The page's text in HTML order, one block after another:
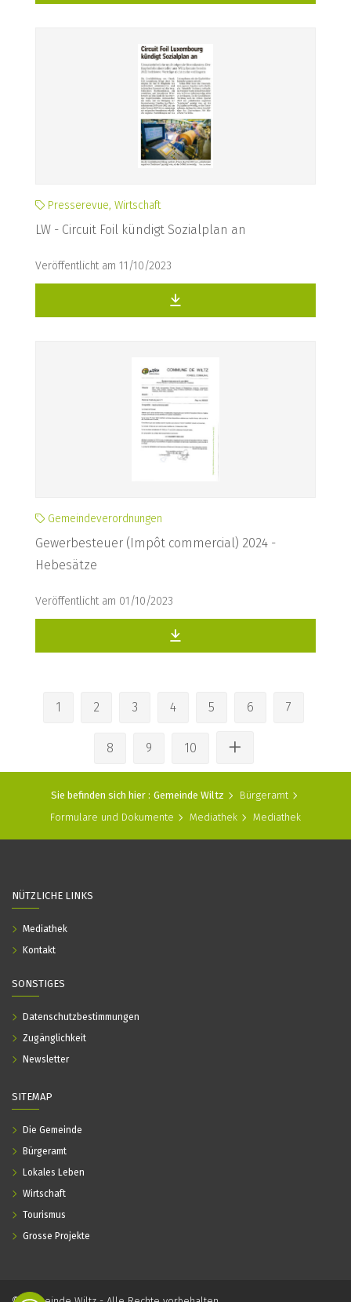
Presserevue, Wirtschaft
LW - Circuit Foil kündigt Sozialplan an
Veröffentlicht am 11/10/2023
Gemeindeverordnungen
Gewerbesteuer (Impôt commercial) 2024 -
Hebesätze
Veröffentlicht am 01/10/2023
1 2 3 4 5 6 7
8 9 10
Sie befinden sich hier : Gemeinde Wiltz
Bürgeramt
Formulare und Dokumente
Mediathek Mediathek
SITEMAP
Die Gemeinde
Bürgeramt
Lokales Leben
Wirtschaft
Tourismus
Grosse Projekte
NÜTZLICHE LINKS
Mediathek
Kontakt
SONSTIGES
Datenschutzbestimmungen
Zugänglichkeit
Newsletter